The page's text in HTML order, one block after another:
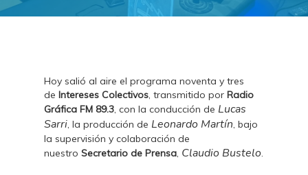
Hoy salió al aire el programa noventa y tres
deIntereses Colectivos, transmitido porRadio
Gráfica FM 89.3, con la conducción de Lucas
Sarri, la producción de Leonardo Martín, bajo
la supervisión y colaboración de
nuestroSecretario de Prensa, Claudio Bustelo.